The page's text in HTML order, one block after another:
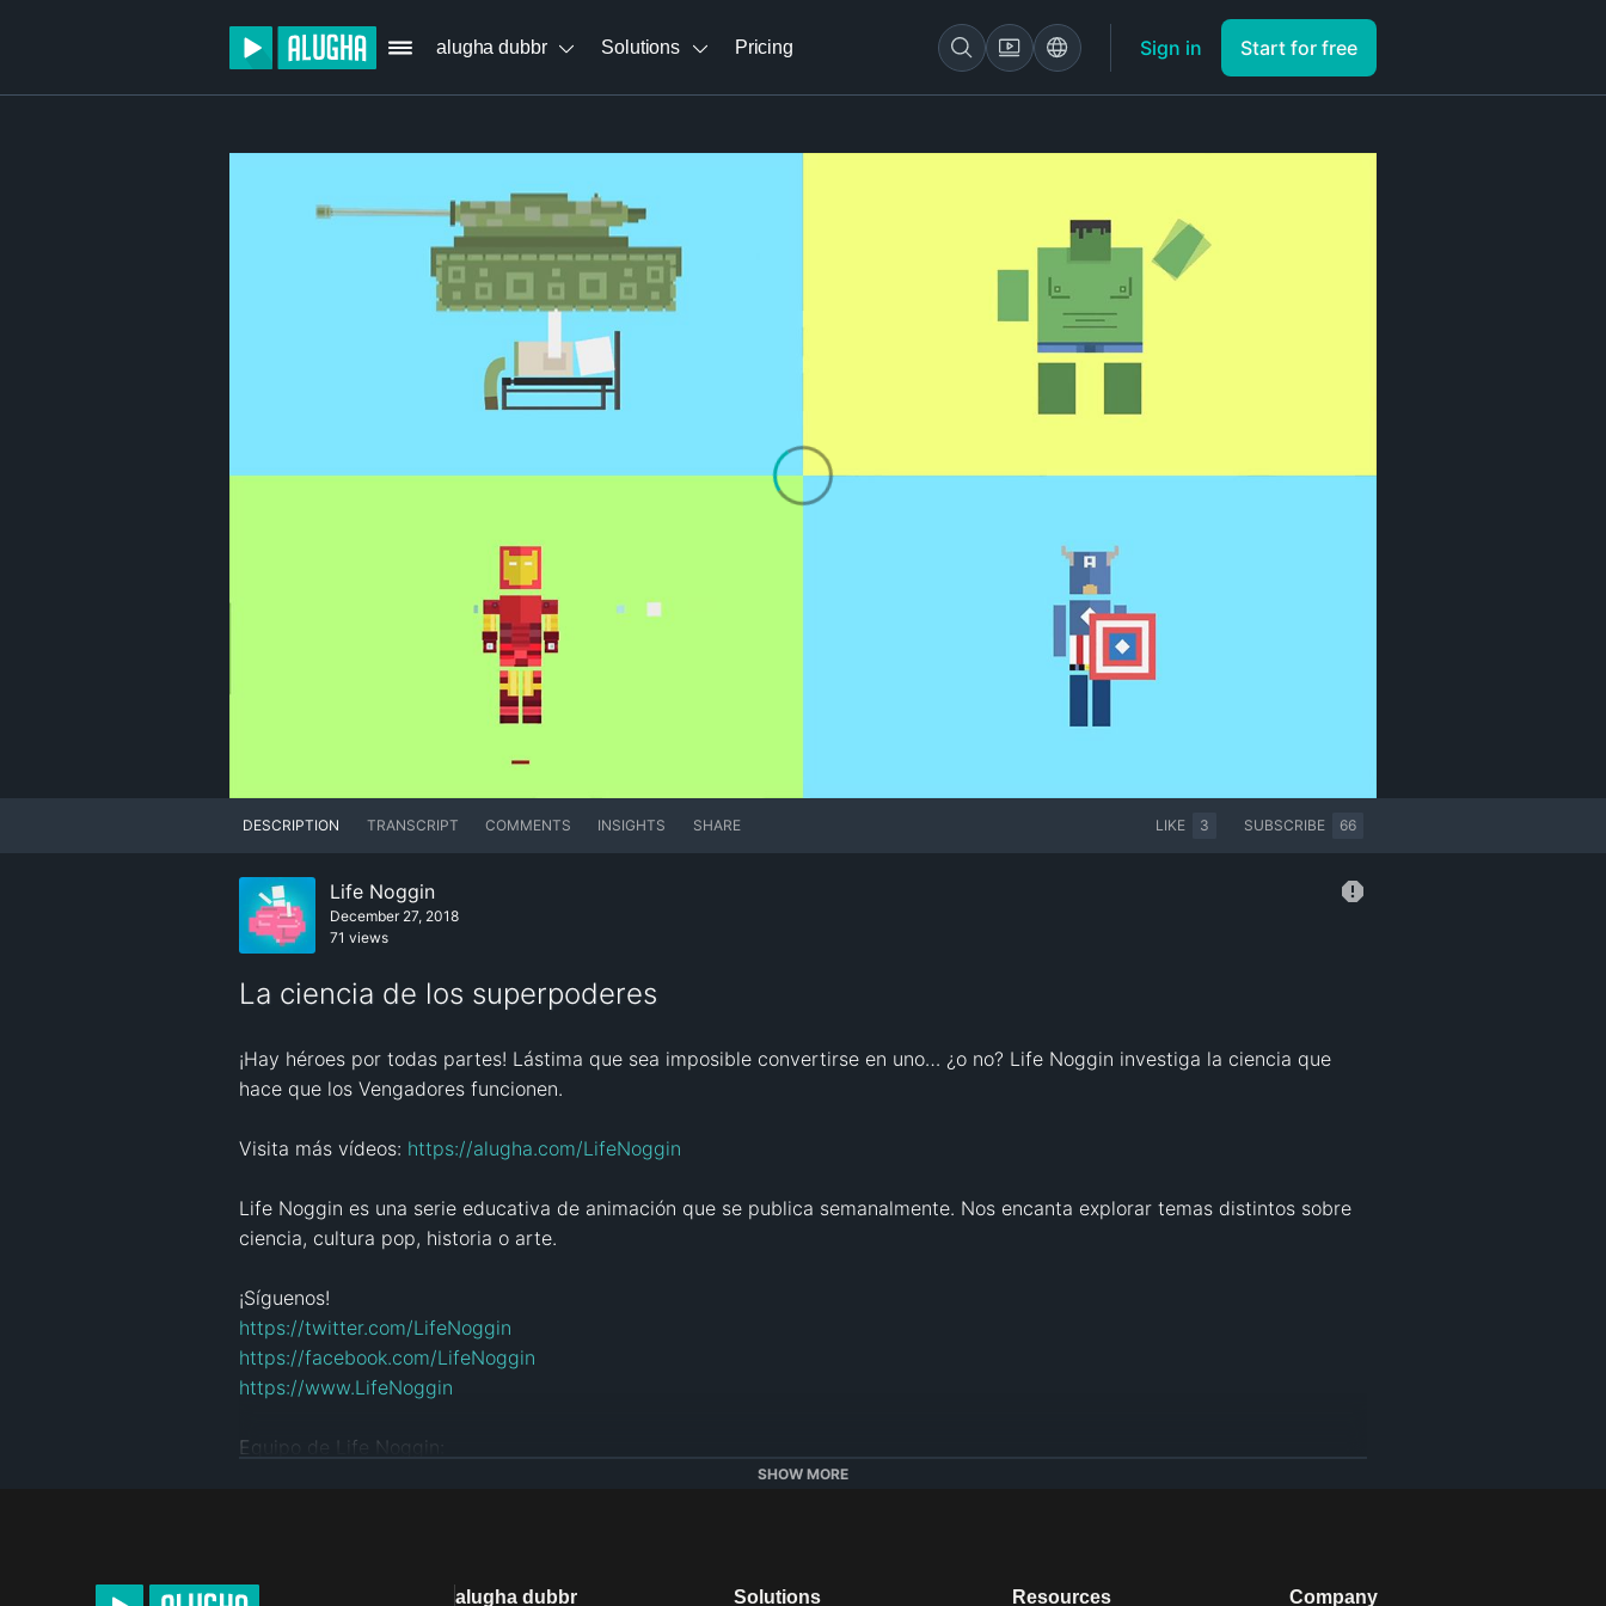
alugha dubbr Solutions Pricing Sign in Start for free
DESCRIPTION TRANSCRIPT COMMENTS INSIGHTS SHARE LIKE 3 SUBSCRIBE 66
Life Noggin
December 27, 2018
71 views
La ciencia de los superpoderes
¡Hay héroes por todas partes! Lástima que sea imposible convertirse en uno… ¿o no? Life Noggin investiga la ciencia que
hace que los Vengadores funcionen.
Visita más vídeos: https://alugha.com/LifeNoggin
Life Noggin es una serie educativa de animación que se publica semanalmente. Nos encanta explorar temas distintos sobre
ciencia, cultura pop, historia o arte.
https://twitter.com/LifeNoggin
https://facebook.com/LifeNoggin
https://www.LifeNoggin
Equipo de Life Noggin:
SHOW MORE
alugha dubbr Solutions Resources Company